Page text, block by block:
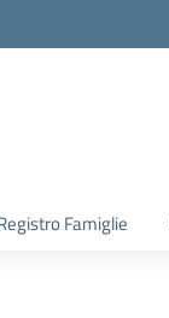
Famiglie